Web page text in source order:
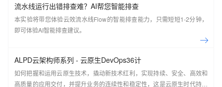
流水线运行出错排查难？AI帮您智能排查
本实验将带您体验云效流水线Flow的智能排查能力，只需短短1-2分钟，
即可体验AI智能排查建议。
ALPD云架构师系列 - 云原生DevOps36计
如何把握和运用云原生技术，撬动新技术红利，实现持续、安全、高效和
高质量的应用交付，并提升业务的连续性和稳定性，这是云原生时代持续